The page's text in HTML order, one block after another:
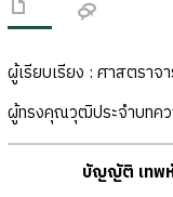
ผู้เรียบเรียง : ศาสตรา
ผู้ทรงคุณวุฒิประจำบทค
บัญญัติ เทพ